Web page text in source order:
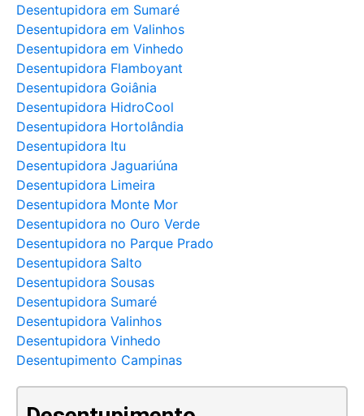
Desentupidora em Sumaré
Desentupidora em Valinhos
Desentupidora em Vinhedo
Desentupidora Flamboyant
Desentupidora Goiânia
Desentupidora HidroCool
Desentupidora Hortolândia
Desentupidora Itu
Desentupidora Jaguariúna
Desentupidora Limeira
Desentupidora Monte Mor
Desentupidora no Ouro Verde
Desentupidora no Parque Prado
Desentupidora Salto
Desentupidora Sousas
Desentupidora Sumaré
Desentupidora Valinhos
Desentupidora Vinhedo
Desentupimento Campinas